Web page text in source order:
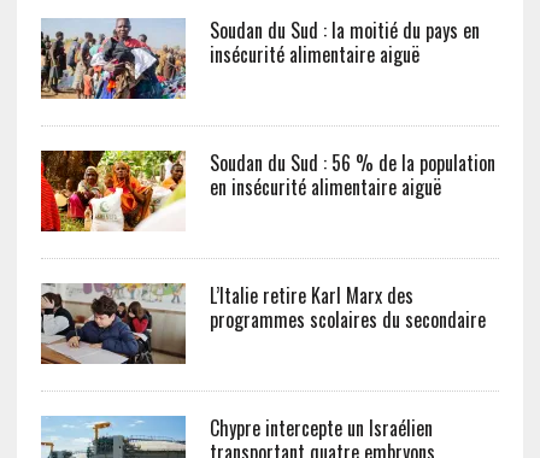
Soudan du Sud : la moitié du pays en
insécurité alimentaire aiguë
Soudan du Sud : 56 % de la population
en insécurité alimentaire aiguë
L’Italie retire Karl Marx des
programmes scolaires du secondaire
Chypre intercepte un Israélien
transportant quatre embryons